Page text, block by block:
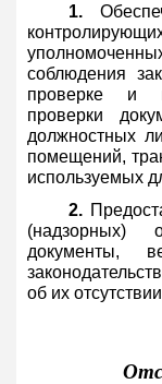
1.
соблюдения
проверке и
проверки
должностных
помещений,
используемых
2.
документы,
об их